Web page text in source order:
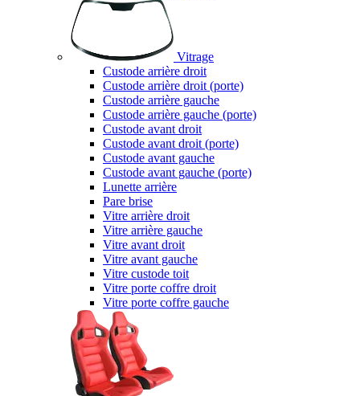
Vitrage
Custode arrière droit
Custode arrière droit (porte)
Custode arrière gauche
Custode arrière gauche (porte)
Custode avant droit
Custode avant droit (porte)
Custode avant gauche
Custode avant gauche (porte)
Lunette arrière
Pare brise
Vitre arrière droit
Vitre arrière gauche
Vitre avant droit
Vitre avant gauche
Vitre custode toit
Vitre porte coffre droit
Vitre porte coffre gauche